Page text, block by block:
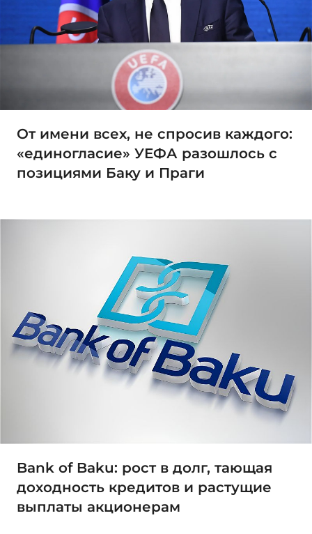
От имени всех, не спросив каждого:
«единогласие» УЕФА разошлось с
позициями Баку и Праги
Bank of Baku: рост в долг, тающая
доходность кредитов и растущие
выплаты акционерам